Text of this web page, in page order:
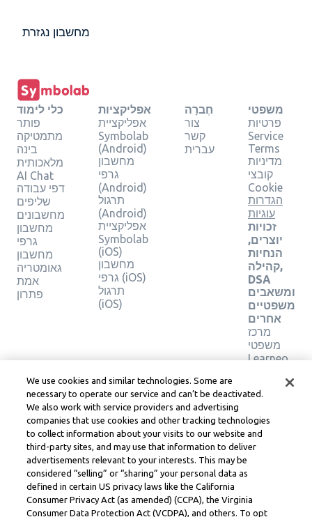
מחשבון נגזרת
כלי לימוד
פותר
מתמטיקה
בינה
מלאכותית
AI Chat
דפי עבודה
שליפים
מחשבונים
מחשבון
גרפי
מחשבון
גאומטריה
אמת
פתרון
אפליקציות
אפליקציית
Symbolab
(Android)
מחשבון
גרפי
(Android)
תרגול
(Android)
אפליקציית
Symbolab
(iOS)
מחשבון
גרפי (iOS)
תרגול
(iOS)
חֶברָה
צור
קשר
עברית
משפטי
פרטיות
Service
Terms
מדיניות
קובצי
Cookie
הגדרות
עוגיות
זכויות
יוצרים,
הנחיות
קהילה,
DSA
ומשאבים
משפטיים
אחרים
מרכז
משפטי
Learneo
של
Symbolab, a Learneo, Inc. business
© Learneo, Inc. 2024
We use cookies and similar technologies. Some are
necessary to operate our service and can’t be deactivated.
We also work with service providers and advertising
companies that use cookies and other tracking technologies
to collect information about your visits to our website and
third-party sites, and may use that information to deliver
advertisements relevant to your interests. This may be
considered “selling” or “sharing” your personal data as
defined in certain US privacy laws like the California
Consumer Privacy Act (as amended) (CCPA), the Virginia
Consumer Data Protection Act (VCDPA), and others. To opt